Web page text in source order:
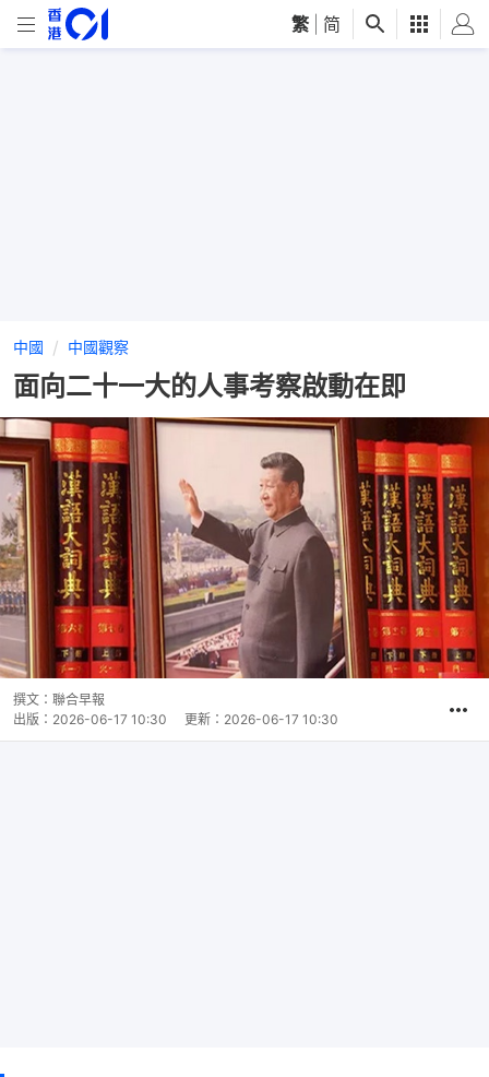
繁 简
中國 中國觀察
面向二十一大的人事考察啟動在即
撰文： 聯合早報
出版： 2026-06-17 10:30 更新： 2026-06-17 10:30